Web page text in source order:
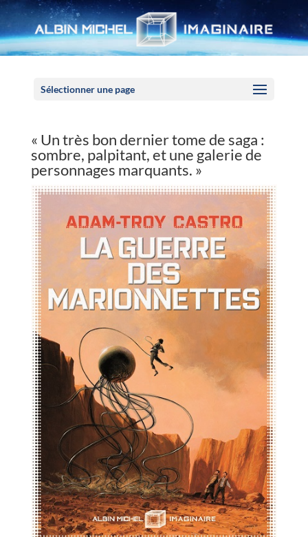
Sélectionner une page
« Un très bon dernier tome de saga :
sombre, palpitant, et une galerie de
personnages marquants. »
Panneau de gestion des cookies